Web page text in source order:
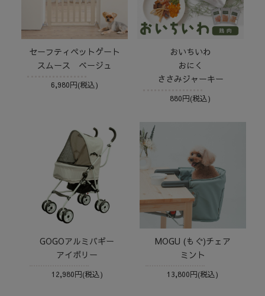
セーフティペットゲート
スムース ベージュ
6,980円(税込)
おいちいわ
おにく
ささみジャーキー
880円(税込)
GOGOアルミバギー
アイボリー
12,980円(税込)
MOGU (もぐ)チェア
ミント
13,800円(税込)